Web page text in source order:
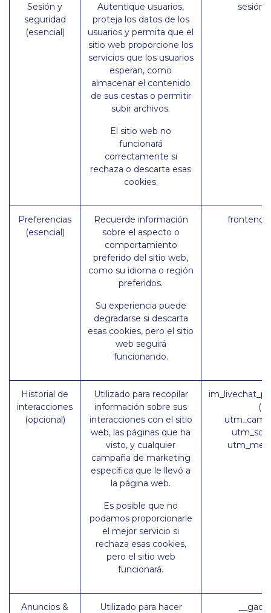
Sesión y
seguridad
(esencial)
Autentique usuarios,
proteja los datos de los
usuarios y permita que el
sitio web proporcione los
servicios que los usuarios
esperan, como
almacenar el contenido
de sus cestas o permitir
subir archivos.
El sitio web no
funcionará
correctamente si
rechaza o descarta esas
cookies.
Preferencias
(esencial)
Recuerde información
sobre el aspecto o
comportamiento
preferido del sitio web,
como su idioma o región
preferidos.
Su experiencia puede
degradarse si descarta
esas cookies, pero el sitio
web seguirá
funcionando.
Historial de
interacciones
(opcional)
Utilizado para recopilar
información sobre sus
interacciones con el sitio
web, las páginas que ha
visto, y cualquier
campaña de marketing
específica que le llevó a
la página web.
Es posible que no
podamos proporcionarle
el mejor servicio si
rechaza esas cookies,
pero el sitio web
funcionará.
Anuncios & Utilizado para hacer